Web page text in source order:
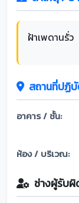
ฝ้าเพดานรั่ว
สถานที่ปฏิ
อาคาร / ชั้น:
ห้อง / บริเวณ:
ช่างผู้รับผิ